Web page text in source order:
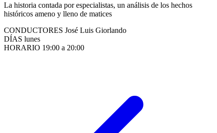
La historia contada por especialistas, un análisis de los hechos
históricos ameno y lleno de matices
CONDUCTORES José Luis Giorlando
DÍAS lunes
HORARIO 19:00 a 20:00